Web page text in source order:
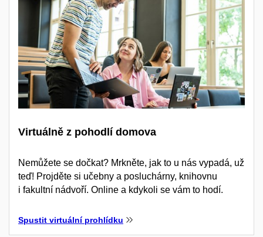
Virtuálně z pohodlí domova
Nemůžete se dočkat? Mrkněte, jak to u nás vypadá, už
teď! Projděte si učebny a posluchárny, knihovnu
i fakultní nádvoří. Online a kdykoli se vám to hodí.
Spustit virtuální prohlídku